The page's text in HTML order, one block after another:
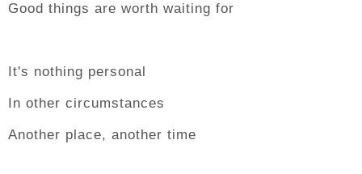
Good things are worth waiting for
It's nothing personal
In other circumstances
Another place, another time